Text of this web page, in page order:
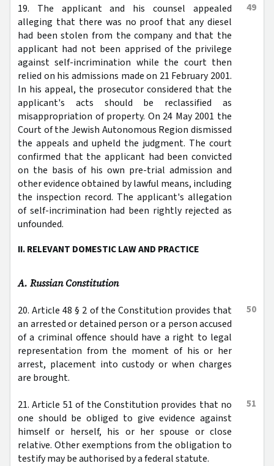
49
19. The applicant and his counsel appealed
alleging that there was no proof that any diesel
had been stolen from the company and that the
applicant had not been apprised of the privilege
against self-incrimination while the court then
relied on his admissions made on 21 February 2001.
In his appeal, the prosecutor considered that the
applicant's acts should be reclassified as
misappropriation of property. On 24 May 2001 the
Court of the Jewish Autonomous Region dismissed
the appeals and upheld the judgment. The court
confirmed that the applicant had been convicted
on the basis of his own pre-trial admission and
other evidence obtained by lawful means, including
the inspection record. The applicant's allegation
of self-incrimination had been rightly rejected as
unfounded.
II. RELEVANT DOMESTIC LAW AND PRACTICE
A. Russian Constitution
50
20. Article 48 § 2 of the Constitution provides that
an arrested or detained person or a person accused
of a criminal offence should have a right to legal
representation from the moment of his or her
arrest, placement into custody or when charges
are brought.
51
21. Article 51 of the Constitution provides that no
one should be obliged to give evidence against
himself or herself, his or her spouse or close
relative. Other exemptions from the obligation to
testify may be authorised by a federal statute.